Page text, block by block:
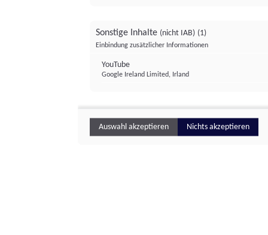
Sonstige Inhalte (nicht IAB) (1)
Einbindung zusätzlicher Informationen
YouTube
Google Ireland Limited, Irland
Auswahl akzeptieren Nichts akzeptieren